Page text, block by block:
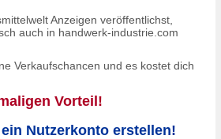
Anzeigen veröffentlichst,
auch in handwerk-industrie.com
Verkaufschancen und es kostet dich
Vorteil!
Nutzerkonto erstellen!